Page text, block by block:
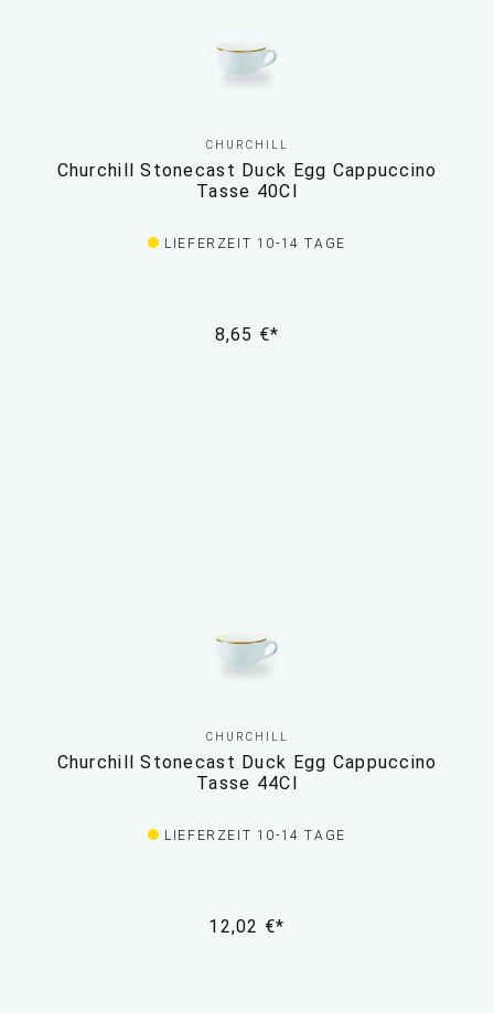
CHURCHILL
Churchill Stonecast Duck Egg Cappuccino
Tasse 40Cl
LIEFERZEIT 10-14 TAGE
8,65 €*
CHURCHILL
Churchill Stonecast Duck Egg Cappuccino
Tasse 44Cl
LIEFERZEIT 10-14 TAGE
12,02 €*